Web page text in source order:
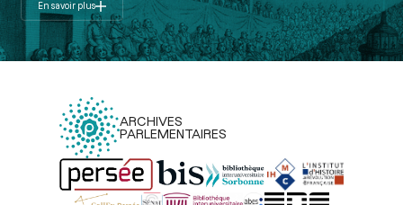
En savoir plus
ARCHIVES
PARLEMENTAIRES